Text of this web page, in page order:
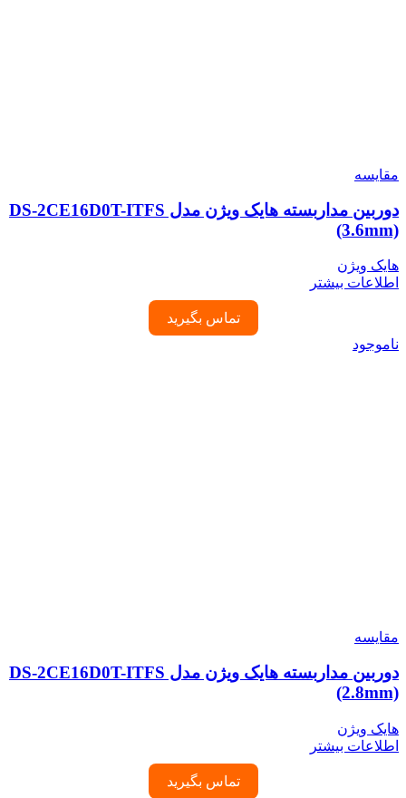
مقایسه
دوربین مداربسته هایک ویژن مدل DS-2CE16D0T-ITFS
(3.6mm)
هایک ویژن
اطلاعات بیشتر
تماس بگیرید
ناموجود
مقایسه
دوربین مداربسته هایک ویژن مدل DS-2CE16D0T-ITFS
(2.8mm)
هایک ویژن
اطلاعات بیشتر
تماس بگیرید